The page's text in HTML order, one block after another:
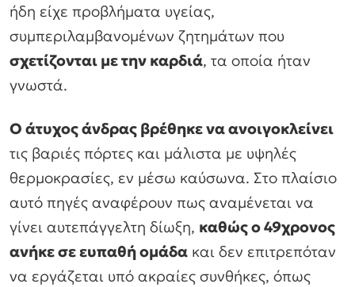
ήδη είχε προβλήματα υγείας,
συμπεριλαμβανομένων ζητημάτων που
σχετίζονται με την καρδιά, τα οποία ήταν
γνωστά.
Ο άτυχος άνδρας βρέθηκε να ανοιγοκλείνει
τις βαριές πόρτες και μάλιστα με υψηλές
θερμοκρασίες, εν μέσω καύσωνα. Στο πλαίσιο
αυτό πηγές αναφέρουν πως αναμένεται να
γίνει αυτεπάγγελτη δίωξη, καθώς ο 49χρονος
ανήκε σε ευπαθή ομάδα και δεν επιτρεπόταν
να εργάζεται υπό ακραίες συνθήκες, όπως